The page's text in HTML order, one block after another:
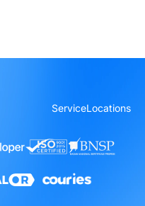
ServiceLocations